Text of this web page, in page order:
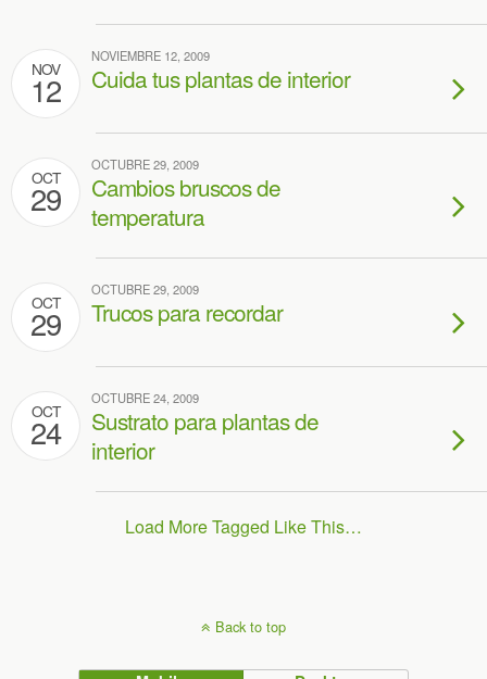
NOV
12
NOVIEMBRE 12, 2009
Cuida tus plantas de interior
OCT
29
OCTUBRE 29, 2009
Cambios bruscos de
temperatura
OCT
29
OCTUBRE 29, 2009
Trucos para recordar
OCT
24
OCTUBRE 24, 2009
Sustrato para plantas de
interior
Load More Tagged Like This…
Back to top